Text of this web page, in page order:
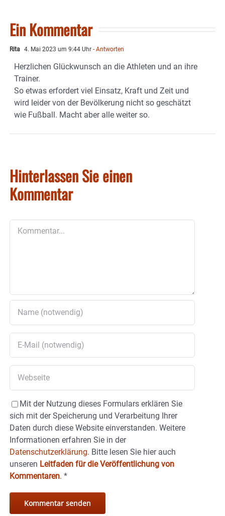
Ein Kommentar
Rita 4. Mai 2023 um 9:44 Uhr - Antworten
Herzlichen Glückwunsch an die Athleten und an ihre
Trainer.
So etwas erfordert viel Einsatz, Kraft und Zeit und
wird leider von der Bevölkerung nicht so geschätzt
wie Fußball. Macht aber alle weiter so.
Hinterlassen Sie einen
Kommentar
Mit der Nutzung dieses Formulars erklären Sie
sich mit der Speicherung und Verarbeitung Ihrer
Daten durch diese Website einverstanden. Weitere
Informationen erfahren Sie in der
Datenschutzerklärung. Bitte lesen Sie hier auch
unseren Leitfaden für die Veröffentlichung von
Kommentaren. *